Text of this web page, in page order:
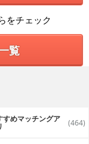
をチェック
覧
すめマッチングア (464)